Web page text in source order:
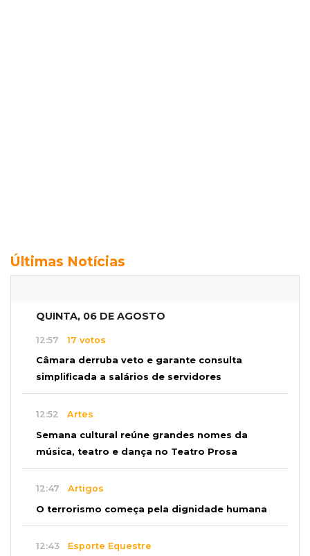
Últimas Notícias
QUINTA, 06 DE AGOSTO
12:57 17 votos
Câmara derruba veto e garante consulta
simplificada a salários de servidores
12:52 Artes
Semana cultural reúne grandes nomes da
música, teatro e dança no Teatro Prosa
12:47 Artigos
O terrorismo começa pela dignidade humana
12:43 Esporte Equestre